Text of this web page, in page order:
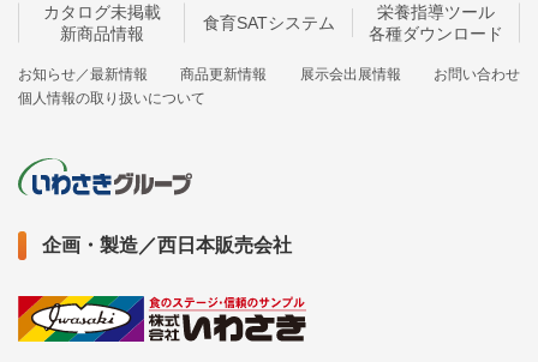
カタログ未掲載
新商品情報
食育SATシステム
栄養指導ツール
各種ダウンロード
お知らせ／最新情報 商品更新情報 展示会出展情報
お問い合わせ
個人情報の取り扱いについて
企画・製造／西日本販売会社